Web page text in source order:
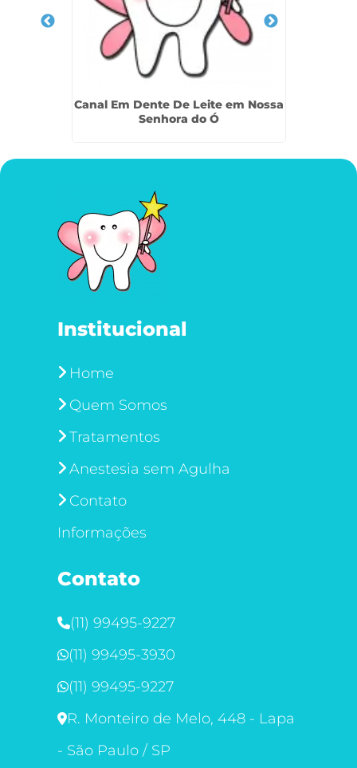
Canal Em Dente De Leite em Nossa
Senhora do Ó
Institucional
Home
Quem Somos
Tratamentos
Anestesia sem Agulha
Contato
Informações
Contato
(11) 99495-9227
(11) 99495-3930
(11) 99495-9227
R. Monteiro de Melo, 448 - Lapa
- São Paulo / SP